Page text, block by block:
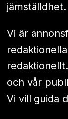
jämställdhet.
Vi är
och vår
Vi vill guida